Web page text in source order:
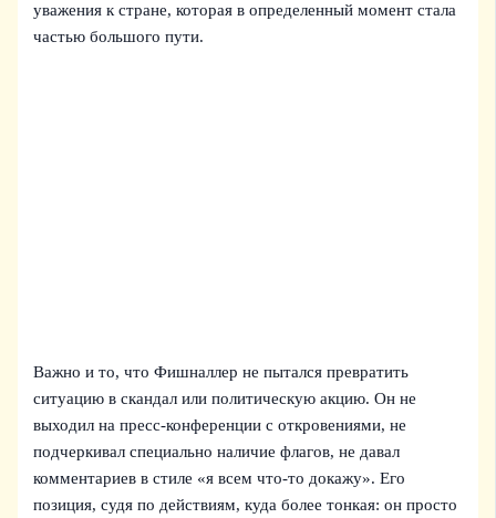
уважения к стране, которая в определенный момент стала
частью большого пути.
Важно и то, что Фишналлер не пытался превратить
ситуацию в скандал или политическую акцию. Он не
выходил на пресс-конференции с откровениями, не
подчеркивал специально наличие флагов, не давал
комментариев в стиле «я всем что-то докажу». Его
позиция, судя по действиям, куда более тонкая: он просто